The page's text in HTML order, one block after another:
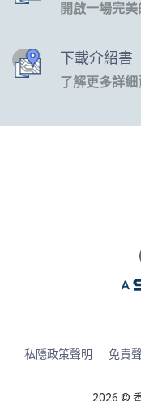
開啟一場完
下載介紹書
了解更多詳細
私隱政策聲明 免責
2026 ©